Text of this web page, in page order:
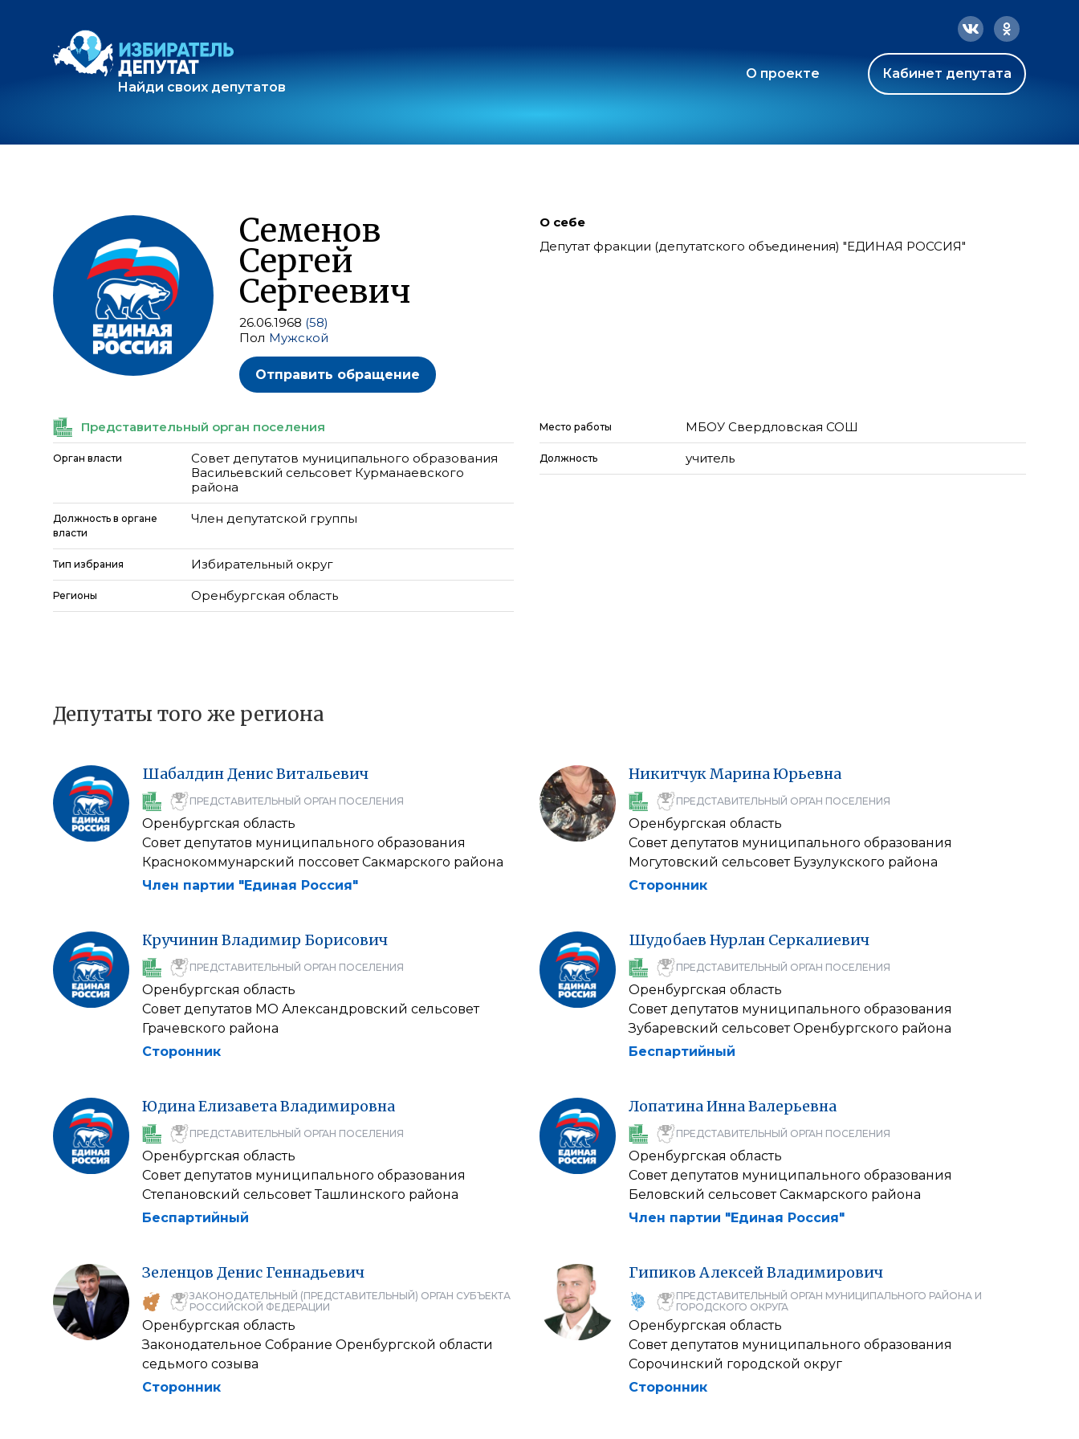
Найди своих депутатов
О проекте Кабинет депутата
Семенов
Сергей
Сергеевич
26.06.1968 (58)
Пол Мужской
Отправить обращение
О себе
Депутат фракции (депутатского объединения) "ЕДИНАЯ РОССИЯ"
Представительный орган поселения
Орган власти
Совет депутатов муниципального образования
Васильевский сельсовет Курманаевского
района
Должность в органе
власти
Член депутатской группы
Тип избрания Избирательный округ
Регионы Оренбургская область
Место работы МБОУ Свердловская СОШ
Должность учитель
Депутаты того же региона
ШабалдинДенисВитальевич
ПРЕДСТАВИТЕЛЬНЫЙ ОРГАН ПОСЕЛЕНИЯ
Оренбургская область
Совет депутатов муниципального образования
Краснокоммунарский поссовет Сакмарского района
Член партии "Единая Россия"
НикитчукМаринаЮрьевна
ПРЕДСТАВИТЕЛЬНЫЙ ОРГАН ПОСЕЛЕНИЯ
Оренбургская область
Совет депутатов муниципального образования
Могутовский сельсовет Бузулукского района
Сторонник
КручининВладимир Борисович
ПРЕДСТАВИТЕЛЬНЫЙ ОРГАН ПОСЕЛЕНИЯ
Оренбургская область
Совет депутатов МО Александровский сельсовет
Грачевского района
Сторонник
Шудобаев Нурлан Серкалиевич
ПРЕДСТАВИТЕЛЬНЫЙ ОРГАН ПОСЕЛЕНИЯ
Оренбургская область
Совет депутатов муниципального образования
Зубаревский сельсовет Оренбургского района
Беспартийный
ЮдинаЕлизаветаВладимировна
ПРЕДСТАВИТЕЛЬНЫЙ ОРГАН ПОСЕЛЕНИЯ
Оренбургская область
Совет депутатов муниципального образования
Степановский сельсовет Ташлинского района
Беспартийный
ЛопатинаИннаВалерьевна
ПРЕДСТАВИТЕЛЬНЫЙ ОРГАН ПОСЕЛЕНИЯ
Оренбургская область
Совет депутатов муниципального образования
Беловский сельсовет Сакмарского района
Член партии "Единая Россия"
Зеленцов Денис Геннадьевич
ЗАКОНОДАТЕЛЬНЫЙ (ПРЕДСТАВИТЕЛЬНЫЙ) ОРГАН СУБЪЕКТА
РОССИЙСКОЙ ФЕДЕРАЦИИ
Оренбургская область
Законодательное Собрание Оренбургской области
седьмого созыва
Сторонник
Гипиков АлексейВладимирович
ПРЕДСТАВИТЕЛЬНЫЙ ОРГАН МУНИЦИПАЛЬНОГО РАЙОНА И
ГОРОДСКОГО ОКРУГА
Оренбургская область
Совет депутатов муниципального образования
Сорочинский городской округ
Сторонник